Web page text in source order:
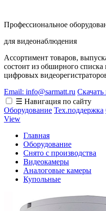
Профессиональное
для видеонаблюдения
Ассортимент товаров,
состоит из обширного
цифровых
Email: info@sarmatt.ru Скачать
☰ Навигация по сайту
Оборудование Тех.поддержка
View
Главная
Оборудование
Снято с производства
Видеокамеры
Аналоговые камеры
Купольные